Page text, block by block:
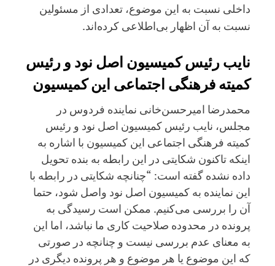
داخلی نسبت به این موضوع، تعدادی از مسئولین
نسبت به آن اظهار بی‌اطلاعی کرده‌اند.
نایب رئیس کمیسیون اصل نود و رئیس
کمیته فرهنگی اجتماعی این کمیسیون
محمدرضا امیرحسن‌خانی نماینده فردوس در
مجلس، نایب رئیس کمیسیون اصل نود و رئیس
کمیته فرهنگی اجتماعی این کمیسیون با اشاره به
اینکه تاکنون شکایتی در این رابطه به بنده تحویل
داده نشده گفته است: “چنانچه شکایتی در رابطه با
این نماینده به کمیسیون اصل نود واصل شود، حتما
آن را بررسی می‌کنیم. ممکن است رسیدگی به
پرونده در محدوده صلاحیت کاری ما نباشد، اما این
به معنای عدم بررسی نیست و چنانچه در صورتی
که این موضوع یا هر موضوع و هر پرونده دیگری در